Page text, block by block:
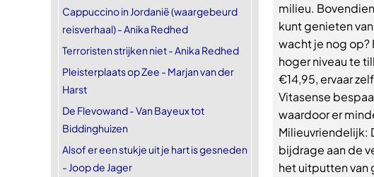
Cappuccino in Jordanië (waargebeurd
reisverhaal) - Anika Redhed
Terroristen strijken niet - Anika Redhed
Pleisterplaats op Zee - Marjan van der
Harst
De Flevowand - Van Bayeux tot
Biddinghuizen
Alsof er een stukje uit je hart is gesneden
- Joop de Jager
milieu.
kunt genieten
wacht je nog
hoger niveau te
€14,95, ervaar
Vitasense
waardoor er
Milieuvriendelijk:
bijdrage aan de
het uitputten